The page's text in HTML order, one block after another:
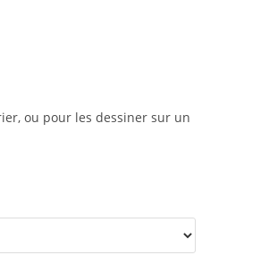
ou pour les dessiner sur un